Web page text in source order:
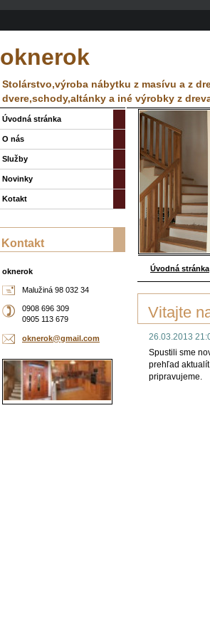
oknerok
Stolárstvo,výroba nábytku z masívu a z
dvere,schody,altánky a iné výrobky z
Úvodná stránka
Vitajte
26.03.2013
Spustili sme
prehľad
pripravujeme.
Úvodná stránka
O nás
Služby
Novinky
Kotakt
Kontakt
oknerok
Malužiná 98 032 34
0908 696 309
0905 113 679
oknerok@gmail.com